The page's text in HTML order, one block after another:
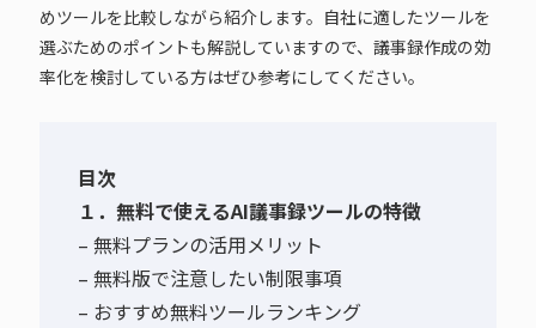
めツールを比較しながら紹介します。自社に適したツールを
選ぶためのポイントも解説していますので、議事録作成の効
率化を検討している方はぜひ参考にしてください。
目次
１．無料で使えるAI議事録ツールの特徴
– 無料プランの活用メリット
– 無料版で注意したい制限事項
– おすすめ無料ツールランキング